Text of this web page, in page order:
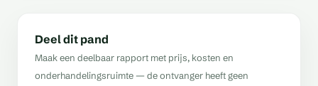
Deel dit pand
Maak een deelbaar rapport met prijs, kosten en
onderhandelingsruimte — de ontvanger heeft geen